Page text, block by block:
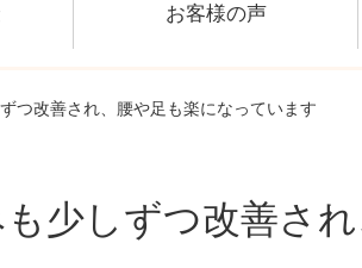
お客様の声
つ改善され、腰や足も楽になっています
少しずつ改善さ